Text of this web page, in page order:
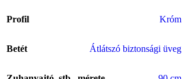
Profil Króm
Betét Átlátszó biztonsági üveg